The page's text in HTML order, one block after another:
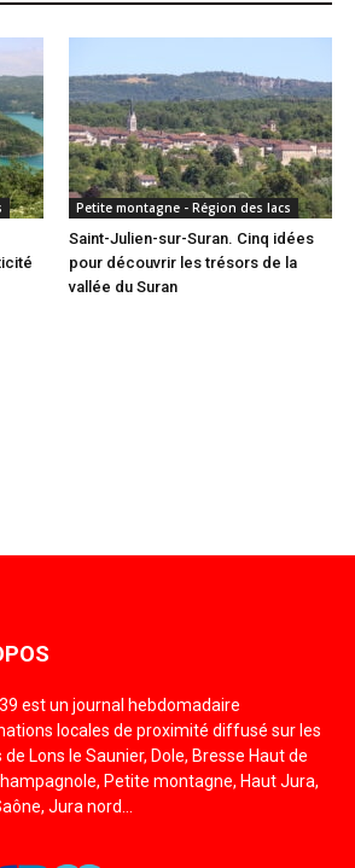
Petite montagne - Région des lacs
Saint-Julien-sur-Suran. Cinq idées
pour découvrir les trésors de la
vallée du Suran